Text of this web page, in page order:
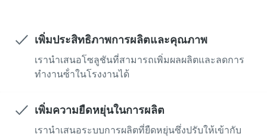
เพิ่มประสิทธิภาพการผลิตและคุณภาพ
เรานําเสนอโซลูชันที่สามารถเพิ่มผลผลิตและลดการ
ทํางานซ้ําในโรงงานได้
เพิ่มความยืดหยุ่นในการผลิต
เรานําเสนอระบบการผลิตที่ยืดหยุ่นซึ่งปรับให้เข้ากับ